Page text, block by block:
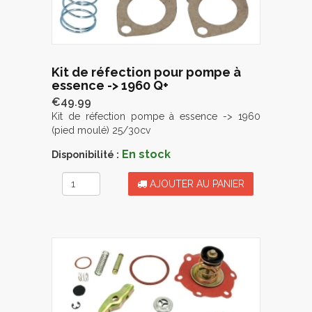
Kit de réfection pour pompe à
essence -> 1960 Q+
€49.99
Kit de réfection pompe à essence -> 1960
(pied moulé) 25/30cv
Disponibilité : En stock
AJOUTER AU PANIER